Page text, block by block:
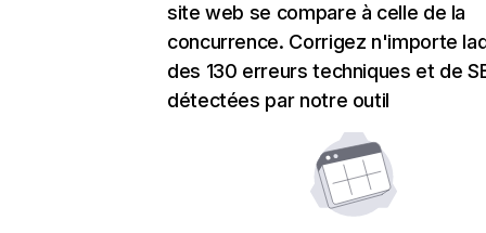
site web se compare à celle de la
concurrence. Corrigez n'importe
des 130 erreurs techniques et de
détectées par notre outil